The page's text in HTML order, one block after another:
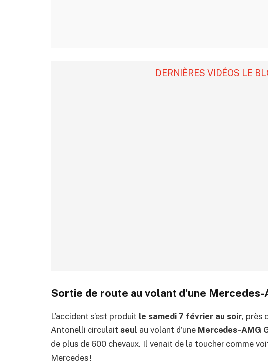
DERNIÈRES VIDÉOS LE
Sortie de route au volant d’une
L’accident s’est produit le samedi 7 février au soir, près
Antonelli circulait seul au volant d’une Mercedes-AMG
de plus de 600 chevaux. Il venait de la toucher comme
Mercedes !